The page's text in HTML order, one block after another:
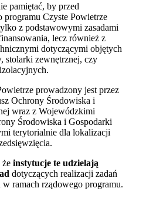
pamiętać, by przed
programu Czyste Powietrze
z podstawowymi zasadami
lecz również z
dotyczącymi objętych
stolarki zewnętrznej, czy
prowadzony jest przez
Ochrony Środowiska i
wraz z Wojewódzkimi
Środowiska i Gospodarki
terytorialnie dla lokalizacji
żeinstytucje te udzielają
dotyczących realizacji zadań
ramach rządowego programu.